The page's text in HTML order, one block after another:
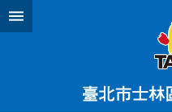
跳到主要內容區塊